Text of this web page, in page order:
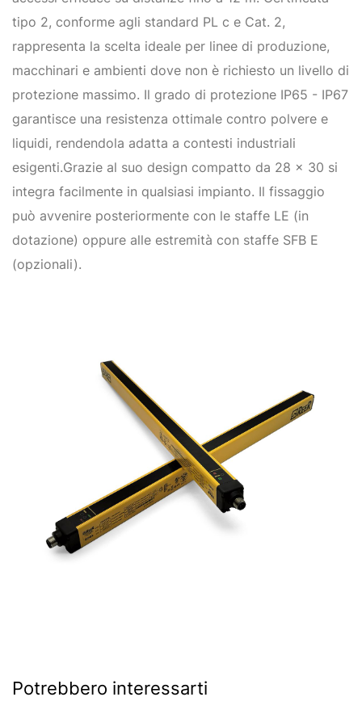
tipo 2, conforme agli standard PL c e Cat. 2,
rappresenta la scelta ideale per linee di produzione,
macchinari e ambienti dove non è richiesto un livello di
protezione massimo. Il grado di protezione IP65 - IP67
garantisce una resistenza ottimale contro polvere e
liquidi, rendendola adatta a contesti industriali
esigenti.Grazie al suo design compatto da 28 x 30 si
integra facilmente in qualsiasi impianto. Il fissaggio
può avvenire posteriormente con le staffe LE (in
dotazione) oppure alle estremità con staffe SFB E
(opzionali).
Potrebbero interessarti